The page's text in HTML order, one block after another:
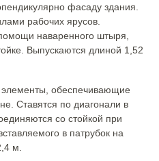
фасаду здания.
рабочих ярусов.
наваренного штыря,
Выпускаются длиной 1,52
обеспечивающие
Ставятся по диагонали в
со стойкой при
в патрубок на
м.